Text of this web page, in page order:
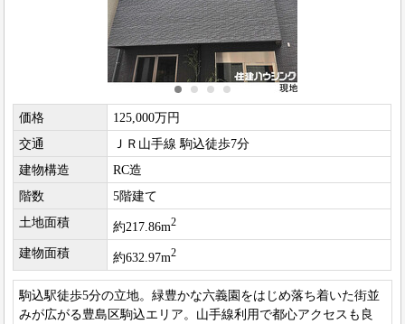
価格
125,000万円
交通
ＪＲ山手線 駒込徒歩7分
建物構造
RC造
階数
5階建て
土地面積
約217.86m2
建物面積 約632.97m2
駒込駅徒歩5分の立地。緑豊かな六義園をはじめ落ち着いた街並
みが広がる豊島区駒込エリア。山手線利用で都心アクセスも良